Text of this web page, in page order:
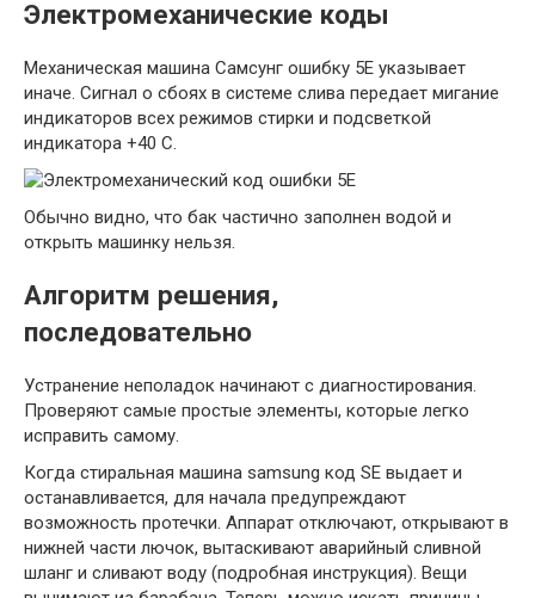
Электромеханические коды
Механическая машина Самсунг ошибку 5E указывает
иначе. Сигнал о сбоях в системе слива передает мигание
индикаторов всех режимов стирки и подсветкой
индикатора +40 С.
Обычно видно, что бак частично заполнен водой и
открыть машинку нельзя.
Алгоритм решения,
последовательно
Устранение неполадок начинают с диагностирования.
Проверяют самые простые элементы, которые легко
исправить самому.
Когда стиральная машина samsung код SE выдает и
останавливается, для начала предупреждают
возможность протечки. Аппарат отключают, открывают в
нижней части лючок, вытаскивают аварийный сливной
шланг и сливают воду (подробная инструкция). Вещи